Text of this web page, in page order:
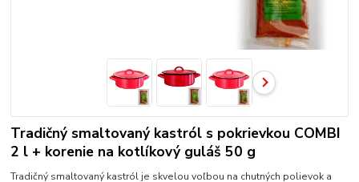
Tradičný smaltovaný kastról s pokrievkou COMBI
2 l + korenie na kotlíkový guláš 50 g
Tradičný smaltovaný kastról je skvelou voľbou na chutných polievok a